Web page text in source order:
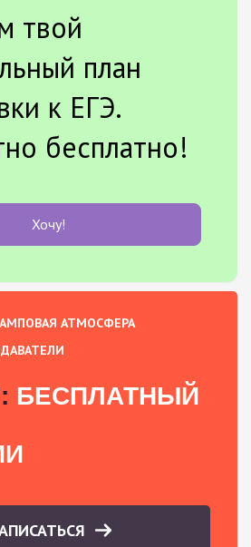
твой
план
к ЕГЭ.
бесплатно!
Хочу!
АТМОСФЕРА
БЕСПЛАТНЫЙ